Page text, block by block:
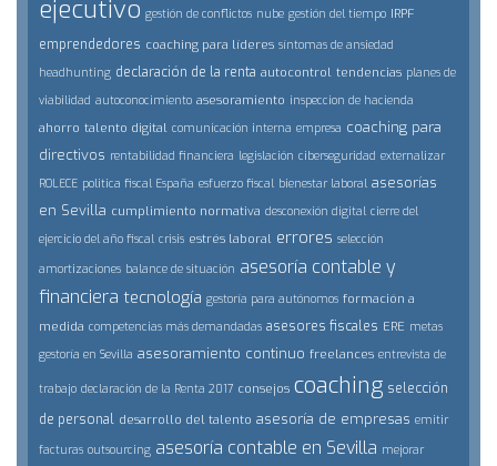
ejecutivo gestión de conflictos nube gestión del tiempo IRPF
emprendedores coaching para líderes síntomas de ansiedad
headhunting declaración de la renta autocontrol tendencias planes de
viabilidad autoconocimiento asesoramiento inspeccion de hacienda
ahorro talento digital comunicación interna empresa coaching para
directivos rentabilidad financiera legislación ciberseguridad externalizar
ROLECE politica fiscal España esfuerzo fiscal bienestar laboral asesorías
en Sevilla cumplimiento normativa desconexión digital cierre del
ejercicio del año fiscal crisis estrés laboral errores selección
amortizaciones balance de situación asesoría contable y
financiera tecnología gestoría para autónomos formación a
medida competencias más demandadas asesores fiscales ERE metas
gestoría en Sevilla asesoramiento continuo freelances entrevista de
trabajo declaración de la Renta 2017 consejos coaching selección
de personal desarrollo del talento asesoría de empresas emitir
facturas outsourcing asesoría contable en Sevilla mejorar